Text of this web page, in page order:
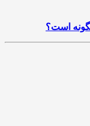
است؟